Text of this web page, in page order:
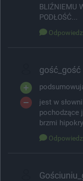
BLIŹNIEMU
PODŁOŚĆ...
Odpowiedz
gość_gość
jest w
pochodzące
brzmi
Odpowiedz